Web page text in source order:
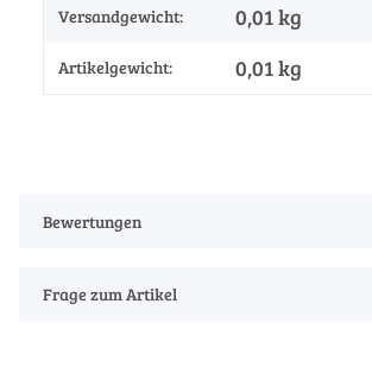
Versandgewicht: 0,01 kg
Artikelgewicht: 0,01kg
Bewertungen
Frage zum Artikel